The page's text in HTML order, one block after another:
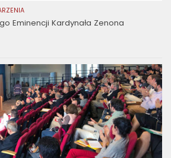
Eminencji Kardynała Zenona